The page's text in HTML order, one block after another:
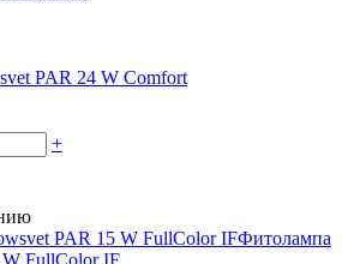
PAR 24 W Comfort
+